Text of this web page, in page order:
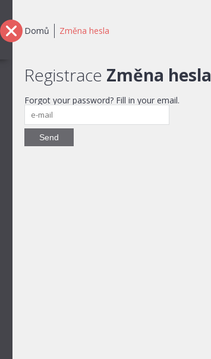
Domů Změna hesla
Registrace Změna hesla
Forgot your password? Fill in your email.